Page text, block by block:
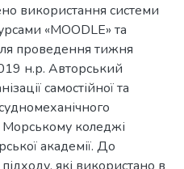
використання системи
«MOODLE» та
проведення тижня
н.р. Авторський
самостійної та
коледжі
академії. До